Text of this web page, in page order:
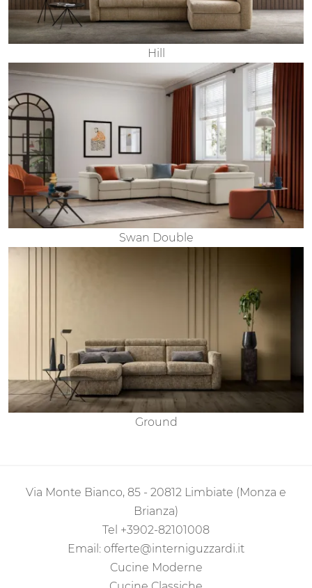
Hill
Swan Double
Ground
Via Monte Bianco, 85 - 20812 Limbiate (Monza e
Brianza)
Tel +3902-82101008
Email: offerte@interniguzzardi.it
Cucine Moderne